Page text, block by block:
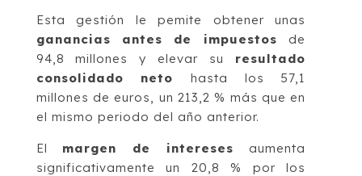
Esta gestión le pemite obtener unas
ganancias antes de impuestos de
94,8 millones y elevar su resultado
consolidado neto hasta los 57,1
millones de euros, un 213,2 % más que en
el mismo periodo del año anterior.
El margen de intereses aumenta
significativamente un 20,8 % por los